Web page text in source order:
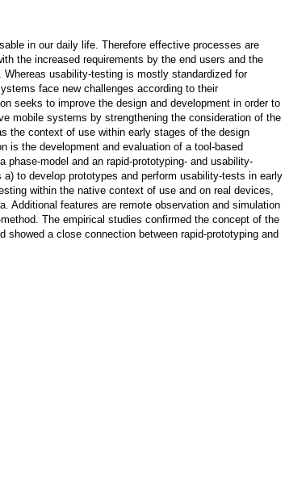
in our daily life. Therefore effective processes are
the increased requirements by the end users and the
Whereas usability-testing is mostly standardized for
face new challenges according to their
seeks to improve the design and development in order to
mobile systems by strengthening the consideration of the
the context of use within early stages of the design
is the development and evaluation of a tool-based
phase-model and an rapid-prototyping- and usability-
to develop prototypes and perform usability-tests in early
within the native context of use and on real devices,
Additional features are remote observation and simulation
The empirical studies confirmed the concept of the
showed a close connection between rapid-prototyping and